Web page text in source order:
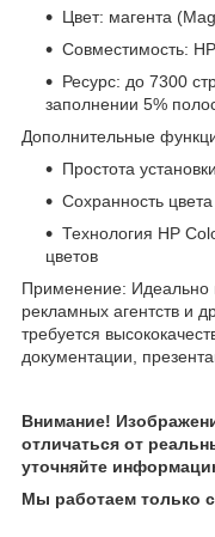
Цвет: магента
Совместимость:
Ресурс: до 7300
заполнении 5%
Дополнительные
Простота
Сохранность
Технология HP
цветов
Применение: Идеально
рекламных агентств и
требуется
документации,
Внимание!
отличаться от
уточняйте
Мы работаем только